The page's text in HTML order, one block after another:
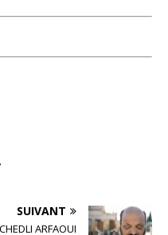
SUIVANT
CHEDLI ARFAOUI